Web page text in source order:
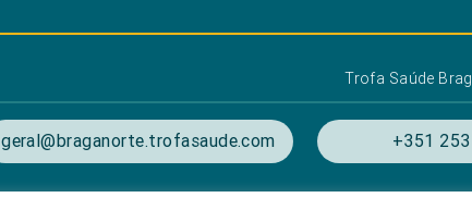
Trofa Saúde
geral@braganorte.trofasaude.com +351